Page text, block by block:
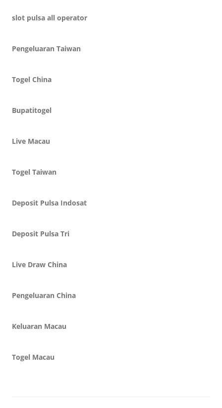
slot pulsa all operator
Pengeluaran Taiwan
Togel China
Bupatitogel
Live Macau
Togel Taiwan
Deposit Pulsa Indosat
Deposit Pulsa Tri
Live Draw China
Pengeluaran China
Keluaran Macau
Togel Macau